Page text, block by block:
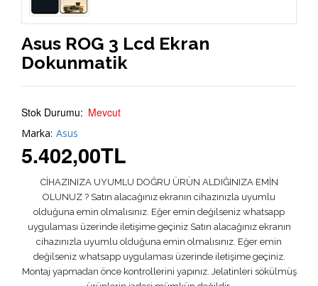
Asus ROG 3 Lcd Ekran
Dokunmatik
Stok Durumu: Mevcut
Marka: Asus
5.402,00TL
CİHAZINIZA UYUMLU DOĞRU ÜRÜN ALDIĞINIZA EMİN
OLUNUZ ? Satın alacağınız ekranın cihazınızla uyumlu
olduğuna emin olmalısınız. Eğer emin değilseniz whatsapp
uygulaması üzerinde iletişime geçiniz Satın alacağınız ekranın
cihazınızla uyumlu olduğuna emin olmalısınız. Eğer emin
değilseniz whatsapp uygulaması üzerinde iletişime geçiniz.
Montaj yapmadan önce kontrollerini yapınız. Jelatinleri sökülmüş